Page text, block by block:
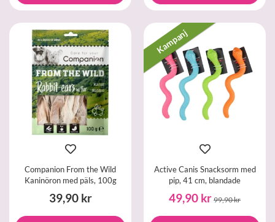
Companion From the Wild
Kaninöron med päls, 100g
39,90 kr
Kampanj
Active Canis Snacksorm med
pip, 41 cm, blandade
49,90 kr 99,90 kr